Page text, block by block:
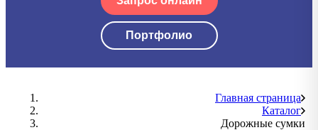
Портфолио
Главная страница
Каталог
Дорожные сумки